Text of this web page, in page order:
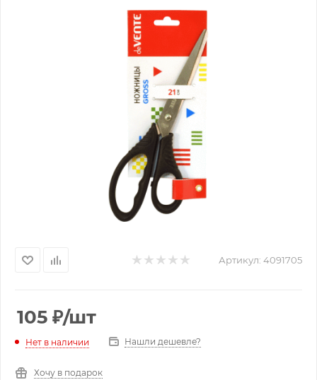
Артикул: 4091705
105 ₽/шт
Нет в наличии Нашли дешевле?
Хочу в подарок